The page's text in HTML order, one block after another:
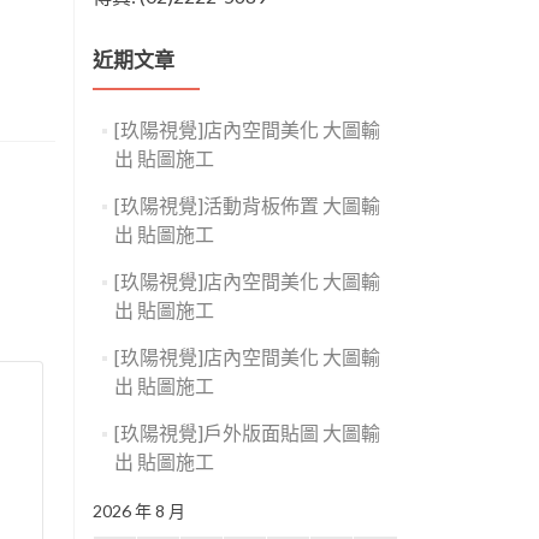
近期文章
[玖陽視覺]店內空間美化 大圖輸
出 貼圖施工
[玖陽視覺]活動背板佈置 大圖輸
出 貼圖施工
[玖陽視覺]店內空間美化 大圖輸
出 貼圖施工
[玖陽視覺]店內空間美化 大圖輸
出 貼圖施工
[玖陽視覺]戶外版面貼圖 大圖輸
出 貼圖施工
2026 年 8 月